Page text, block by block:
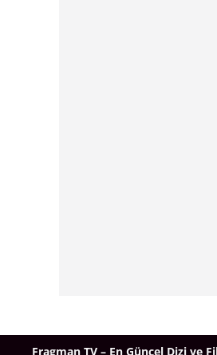
Fragman TV – En Güncel Dizi ve